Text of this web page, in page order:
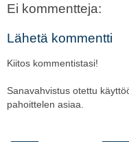
Ei kommentteja:
Lähetä kommentti
Kiitos kommentistasi!
Sanavahvistus otettu
pahoittelen asiaa.